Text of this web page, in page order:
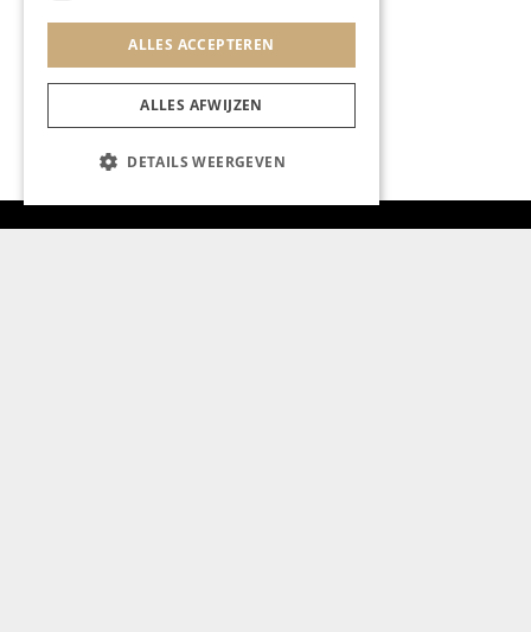
ALLES ACCEPTEREN
ALLES AFWIJZEN
DETAILS WEERGEVEN